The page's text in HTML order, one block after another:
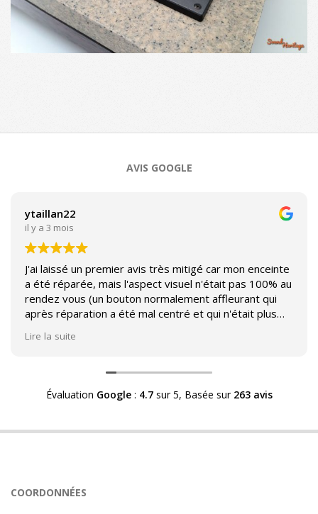
09-
AVIS GOOGLE
ytaillan22
il y a 3 mois
J'ai laissé un premier avis très mitigé car mon enceinte
a été réparée, mais l'aspect visuel n'était pas 100% au
rendez vous (un bouton normalement affleurant qui
après réparation a été mal centré et qui n'était plus
Héritage afin d'échanger sur mon expérience et on
m'a fourni des explications sur le pourquoi cet aspect
visuel.
enceinte n'est plus fabriqué (et donc vendu) et que
Avoir ce genre d'explication est utile et valorisant pour
Lire la suite
Évaluation Google: 4.7sur 5, Basée sur 263 avis
COORDONNÉES